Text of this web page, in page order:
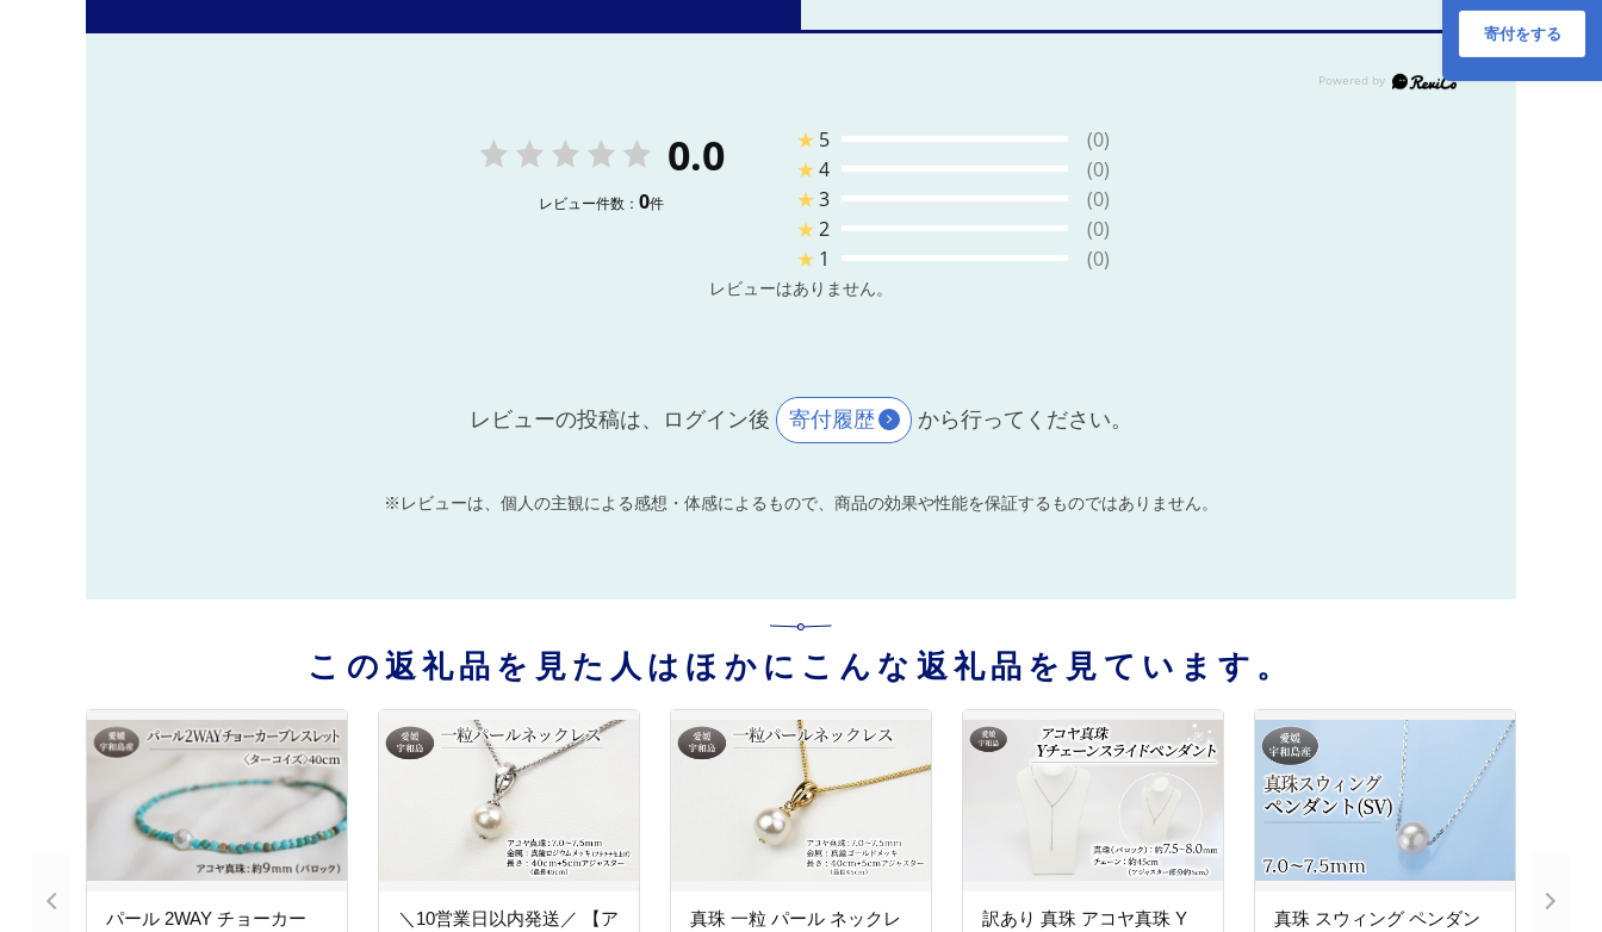
ァッション フォー
マル カジュアル 冠
婚葬祭 慶事 結婚式
寄付をする
0.0
レビュー件数： 0件
★ 5
(0)
★4
(0)
★3
(0)
★2
(0)
★ 1 (0)
レビューはありません。
レビューの投稿は、ログイン後 寄付履歴 から行ってください。
※レビューは、個人の主観による感想・体感によるもので、商品の効果や性能を保証するものではありません。
この返礼品を見た人はほかにこんな返礼品を見ています。
パール 2WAY チョーカー
＼10営業日以内発送／ 【ア
真珠 一粒 パール ネックレ
訳あり 真珠 アコヤ真珠 Y
真珠 スウィング ペンダン